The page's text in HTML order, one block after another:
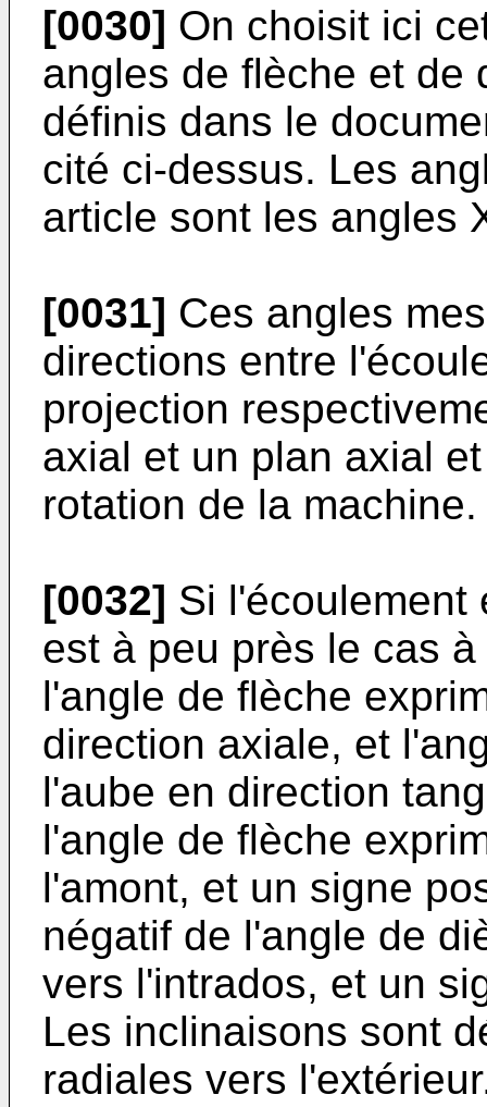
[0030] On choisit ici
angles de flèche et de
définis dans le
cité ci-dessus. Les
article sont les angles
[0031] Ces angles
directions entre
projection
axial et un plan axial
rotation de la machine.
[0032] Si l'écoulement
est à peu près le cas
l'angle de flèche
direction axiale, et
l'aube en direction
l'angle de flèche
l'amont, et un signe
négatif de l'angle de
vers l'intrados, et un
Les inclinaisons sont
radiales vers